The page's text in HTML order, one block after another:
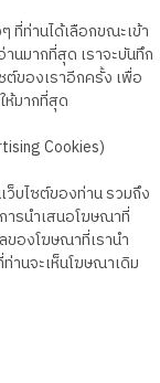
ที่ท่านได้เลือกขณะเข้า
นมากที่สุด เราจะบันทึก
ต์ของเราอีกครั้ง เพื่อ
ห้มากที่สุด
Cookies)
ว็บไซต์ของท่าน รวมถึง
ารนำเสนอโฆษณาที่
ของโฆษณาที่เรานำ
นจะเห็นโฆษณาเดิม